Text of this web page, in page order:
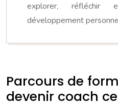
explorer,
développement
Parcours de
devenir coach